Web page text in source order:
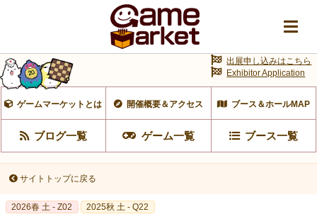
ゲームマーケットとは 開催概要＆アクセス ブース＆ホールMAP
ブログ一覧 ゲーム一覧 ブース一覧
出展申し込みはこちら
Exhibitor Application
サイトトップに戻る
2026春 土 - Z02 2025秋 土 - Q22